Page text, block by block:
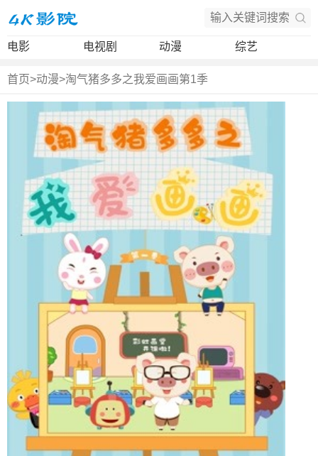
电影 电视剧 动漫 综艺
首页>动漫>淘气猪多多之我爱画画第1季